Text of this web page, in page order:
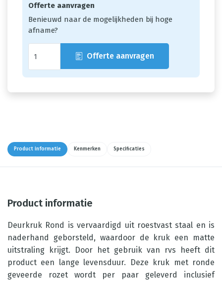
Offerte aanvragen
Benieuwd naar de mogelijkheden bij hoge
afname?
Offerte aanvragen
Product informatie Kenmerken Specificaties
Product informatie
Deurkruk Rond is vervaardigd uit roestvast staal en is
naderhand geborsteld, waardoor de kruk een matte
uitstraling krijgt. Door het gebruik van rvs heeft dit
product een lange levensduur. Deze kruk met ronde
geveerde rozet wordt per paar geleverd inclusief